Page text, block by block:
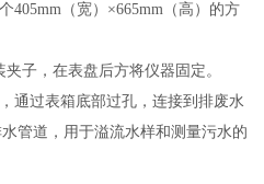
405mm （宽）×665mm （高）的方
夹子，在表盘后方将仪器固定。
通过表箱底部过孔，连接到排废水
管道，用于溢流水样和测量污水的